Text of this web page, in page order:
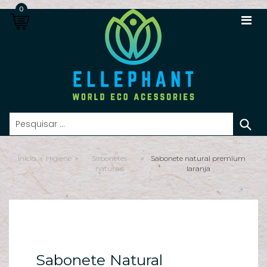
0
Início > Higiene >
Sabonetes
naturais
>
Sabonete natural premium
laranja
Sabonete Natural